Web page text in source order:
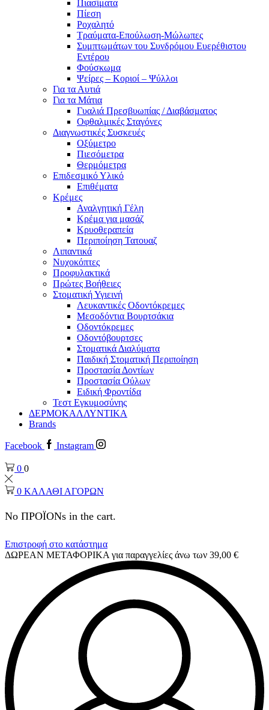
Πιασίματα
Πίεση
Ροχαλητό
Τραύματα-Επούλωση-Μώλωπες
Συμπτωμάτων του Συνδρόμου Ευερέθιστου
Εντέρου
Φούσκωμα
Ψείρες – Κοριοί – Ψύλλοι
Για τα Αυτιά
Για τα Μάτια
Γυαλιά Πρεσβυωπίας / Διαβάσματος
Οφθαλμικές Σταγόνες
Διαγνωστικές Συσκευές
Οξύμετρο
Πιεσόμετρα
Θερμόμετρα
Επιδεσμικό Υλικό
Επιθέματα
Κρέμες
Αναλγητική Γέλη
Κρέμα για μασάζ
Κρυοθεραπεία
Περιποίηση Τατουαζ
Λιπαντικά
Νυχοκόπτες
Προφυλακτικά
Πρώτες Βοήθειες
Στοματική Υγιεινή
Λευκαντικές Οδοντόκρεμες
Μεσοδόντια Βουρτσάκια
Οδοντόκρεμες
Οδοντόβουρτσες
Στοματικά Διαλύματα
Παιδική Στοματική Περιποίηση
Προστασία Δοντίων
Προστασία Ούλων
Ειδική Φροντίδα
Τεστ Εγκυμοσύνης
ΔΕΡΜΟΚΑΛΛΥΝΤΙΚΑ
Brands
Facebook Instagram
0 0
0 ΚΑΛΑΘΙ ΑΓΟΡΩΝ
No ΠΡΟΪΟΝs in the cart.
Επιστροφή στο κατάστημα
ΔΩΡΕΑΝ ΜΕΤΑΦΟΡΙΚΑ για παραγγελίες άνω των 39,00 €